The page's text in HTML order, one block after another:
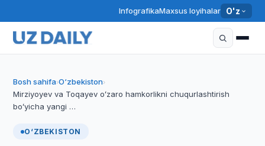
InfografikaMaxsus loyihalar O'z
Bosh sahifa›O‘zbekiston›
Mirziyoyev va Toqayev oʻzaro hamkorlikni chuqurlashtirish
boʻyicha yangi …
O‘ZBEKISTON